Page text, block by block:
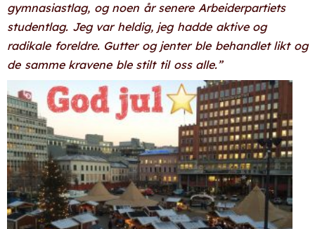
gymnasiastlag, og noen år senere Arbeiderpartiets
studentlag. Jeg var heldig, jeg hadde aktive og
radikale foreldre. Gutter og jenter ble behandlet likt og
de samme kravene ble stilt til oss alle.”